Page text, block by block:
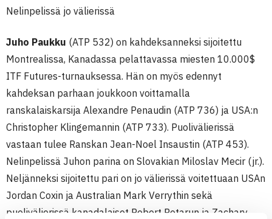
Nelinpelissä jo välierissä
Juho Paukku (ATP 532) on kahdeksanneksi sijoitettu
Montrealissa, Kanadassa pelattavassa miesten 10.000$
ITF Futures-turnauksessa. Hän on myös edennyt
kahdeksan parhaan joukkoon voittamalla
ranskalaiskarsija Alexandre Penaudin (ATP 736) ja USA:n
Christopher Klingemannin (ATP 733). Puolivälierissä
vastaan tulee Ranskan Jean-Noel Insaustin (ATP 453).
Nelinpelissä Juhon parina on Slovakian Miloslav Mecir (jr.).
Neljänneksi sijoitettu pari on jo välierissä voitettuaan USAn
Jordan Coxin ja Australian Mark Verrythin sekä
puolivälierissä kanadalaiset Robert Rotarun ja Zachary